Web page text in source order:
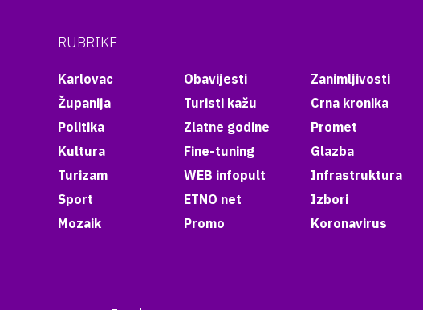
RUBRIKE
Karlovac
Županija
Politika
Kultura
Turizam
Sport
Mozaik
Obavijesti
Turisti kažu
Zlatne godine
Fine-tuning
WEB infopult
ETNO net
Promo
Zanimljivosti
Crna kronika
Promet
Glazba
Infrastruktura
Izbori
Koronavirus